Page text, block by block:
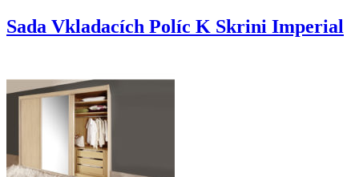
Sada Vkladacích Políc K Skrini Imperial